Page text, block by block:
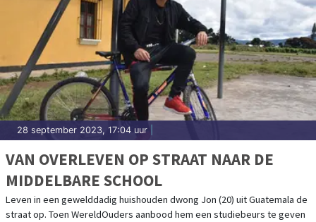
28 september 2023, 17:04 uur
VAN OVERLEVEN OP STRAAT NAAR DE
MIDDELBARE SCHOOL
Leven in een gewelddadig huishouden dwong Jon (20) uit Guatemala de
straat op. Toen WereldOuders aanbood hem een studiebeurs te geven